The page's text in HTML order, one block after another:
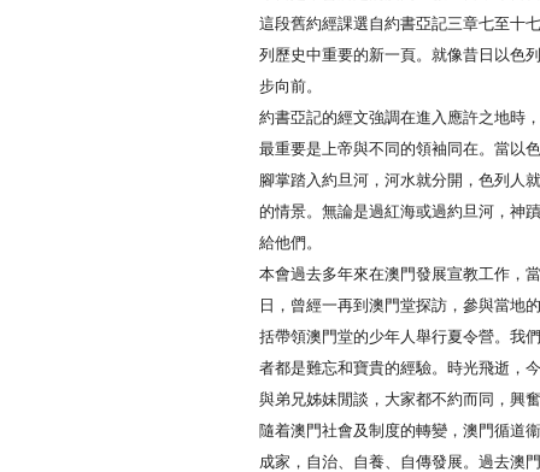
這段舊約經課選自約書亞記三章七至十
列歷史中重要的新一頁。就像昔日以色
步向前。
約書亞記的經文強調在進入應許之地時
最重要是上帝與不同的領袖同在。當以
腳掌踏入約旦河，河水就分開，色列人
的情景。無論是過紅海或過約旦河，神
給他們。
本會過去多年來在澳門發展宣教工作，
日，曾經一再到澳門堂探訪，參與當地
括帶領澳門堂的少年人舉行夏令營。我
者都是難忘和寶貴的經驗。時光飛逝，
與弟兄姊妹閒談，大家都不約而同，興
隨着澳門社會及制度的轉變，澳門循道
成家，自治、自養、自傳發展。過去澳